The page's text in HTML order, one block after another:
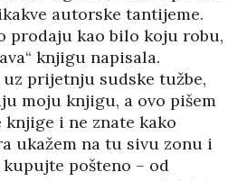
autorske tantijeme.
prodaju kao bilo koju robu,
knjigu napisala.
uz prijetnju sudske tužbe,
moju knjigu, a ovo pišem
i ne znate kako
ukažem na tu sivu zonu i
pošteno – od